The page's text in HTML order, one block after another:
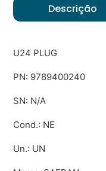
Descrição
U24 PLUG
PN: 9789400240
SN: N/A
Cond.: NE
Un.: UN